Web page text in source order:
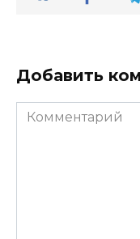
Добавить
Комментарий